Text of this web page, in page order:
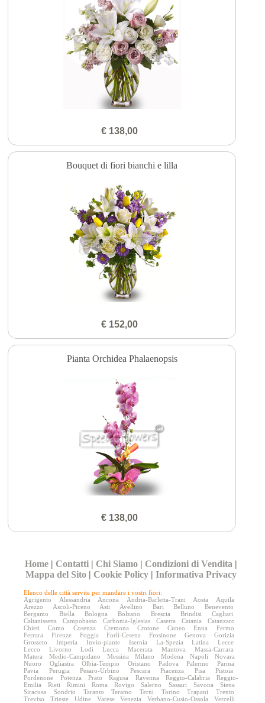
€ 138,00
Bouquet di fiori bianchi e lilla
€ 152,00
Pianta Orchidea Phalaenopsis
€ 138,00
Home | Contatti | Chi Siamo | Condizioni di Vendita |
Mappa del Sito | Cookie Policy |Informativa Privacy
Elenco delle città servite per mandare i vostri fiori:
Agrigento
Alessandria Ancona Andria-Barletta-Trani Aosta
Aquila
Arezzo
Ascoli-Piceno Asti Avellino Bari Belluno
Benevento
Bergamo
Biella Bologna Bolzano Brescia Brindisi
Cagliari
Caltanissetta
Campobasso Carbonia-Iglesias Caserta Catania
Catanzaro
Chieti
Como Cosenza Cremona Crotone Cuneo Enna
Fermo
Ferrara
Firenze Foggia Forlì-Cesena Frosinone Genova
Gorizia
Grosseto
Imperia Invio-piante Isernia La-Spezia Latina
Lecce
Lecco
Livorno Lodi Lucca Macerata Mantova
Massa-Carrara
Matera
Medio-Campidano Messina Milano Modena Napoli
Novara
Nuoro
Ogliastra Olbia-Tempio Oristano Padova Palermo
Parma
Pavia
Perugia Pesaro-Urbino Pescara Piacenza Pisa
Pistoia
Pordenone
Potenza Prato Ragusa Ravenna Reggio-Calabria
Reggio-
Emilia
Rieti Rimini Roma Rovigo Salerno Sassari Savona
Siena
Siracusa
Sondrio Taranto Teramo Terni Torino Trapani
Trento
Treviso
Trieste Udine Varese Venezia Verbano-Cusio-Ossola
Vercelli